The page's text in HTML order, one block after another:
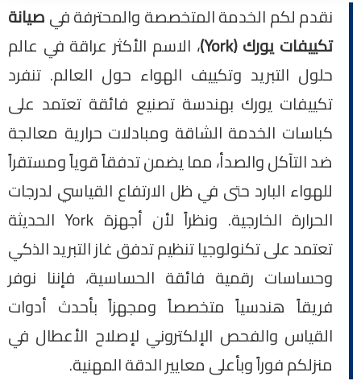
نقدم لكم الخدمة المتخصصة والمحترفة فيصيانة
تكييفات يورك (York)
، الاسم الأكثر عراقة في عالم
حلول التبريد وتكييف الهواء حول العالم. تنفرد
تكييفات يورك بهندسة تصنيع فائقة تعتمد على
كباسات الخدمة الشاقة ومبادلات حرارية معالجة
ضد التآكل والصدأ، مما يضمن تدفقاً قوياً ومستقراً
للهواء البارد حتى في ظل الارتفاع القياسي لدرجات
الحرارة الخارجية. ونظراً لأن أجهزة York الحديثة
تعتمد على تكنولوجيا تنظيم تدفق غاز التبريد الذكي
وحساسات رقمية فائقة الحساسية، فإننا نوفر
فريقاً هندسياً متخصصاً ومجهزاً بأحدث أدوات
القياس والفحص الإلكتروني لإصلاح الأعطال في
منزلكم فوراً وبأعلى معايير الدقة المهنية.